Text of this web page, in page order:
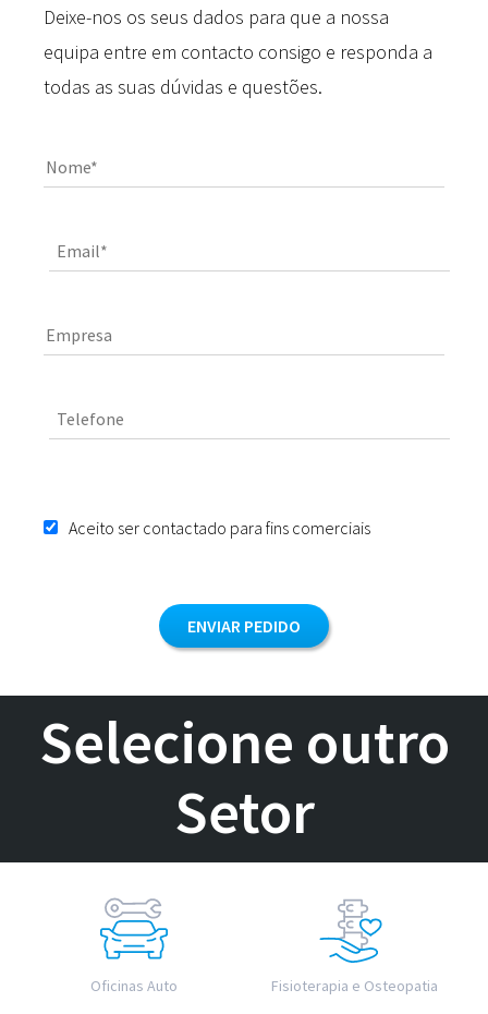
Deixe-nos os seus dados para que a nossa
equipa entre em contacto consigo e responda a
todas as suas dúvidas e questões.
Aceito ser contactado para fins comerciais
Selecione outro
Setor
Oficinas Auto Fisioterapia e Osteopatia